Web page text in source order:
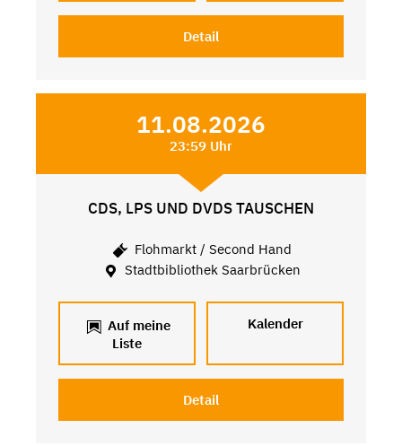
Detail
11.08.2026
23:59 Uhr
CDS, LPS UND DVDS TAUSCHEN
Flohmarkt / Second Hand
Stadtbibliothek Saarbrücken
Auf meine
Liste
Kalender
Detail